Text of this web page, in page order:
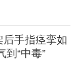
手指痉挛如
到“中毒”